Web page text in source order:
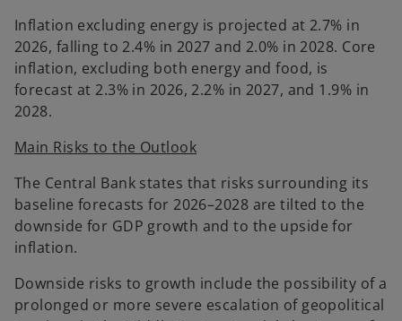
Inflation excluding energy is projected at 2.7% in
2026, falling to 2.4% in 2027 and 2.0% in 2028. Core
inflation, excluding both energy and food, is
forecast at 2.3% in 2026, 2.2% in 2027, and 1.9% in
2028.
Main Risks to the Outlook
The Central Bank states that risks surrounding its
baseline forecasts for 2026–2028 are tilted to the
downside for GDP growth and to the upside for
inflation.
Downside risks to growth include the possibility of a
prolonged or more severe escalation of geopolitical